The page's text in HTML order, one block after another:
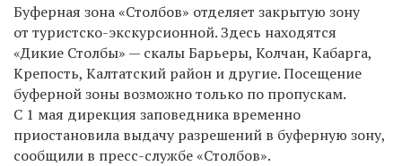
Буферная зона «Столбов» отделяет закрытую зону
от туристско-экскурсионной. Здесь находятся
«Дикие Столбы» — скалы Барьеры, Колчан, Кабарга,
Крепость, Калтатский район и другие. Посещение
буферной зоны возможно только по пропускам.
С 1 мая дирекция заповедника временно
приостановила выдачу разрешений в буферную зону,
сообщили в пресс-службе «Столбов».